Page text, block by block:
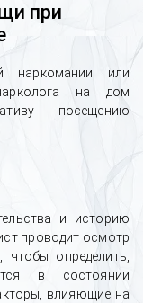
при
наркомании или
на дом
посещению
и историю
проводит осмотр
чтобы определить,
в состоянии
влияющие на